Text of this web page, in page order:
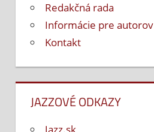
Redakčná rada
Informácie pre autorov
Kontakt
JAZZOVÉ ODKAZY